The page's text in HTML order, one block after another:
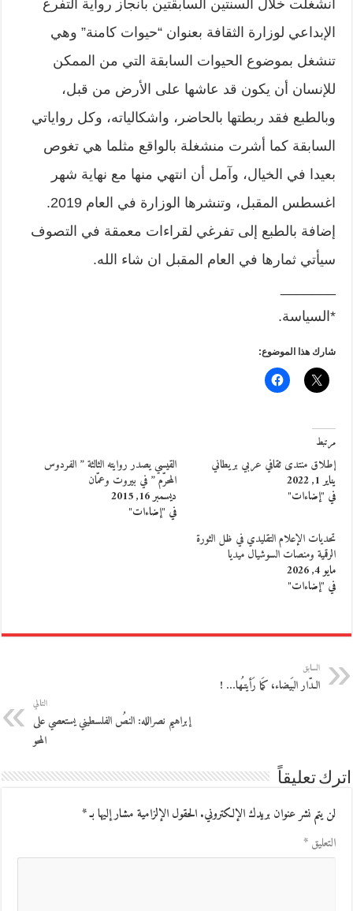
انشغلت خلال السنتين السابقتين بانجاز رواية التفرغ
الإبداعي لوزارة الثقافة بعنوان “حيوات كامنة” وهي
تنشغل بموضوع الحيوات السابقة التي من الممكن
للإنسان أن يكون قد عاشها على الأرض من قبل،
وبالطبع فقد ربطتها بالحاضر، واشكالياته، وكل رواياتي
السابقة كما أشرت منشغلة بالواقع مثلما هي تغوص
بعيدا في الخيال، وآمل أن انتهي منها مع نهاية شهر
اغسطس المقبل، وتنشرها الوزارة في العام 2019.
إضافة بالطبع إلى تفرغي لقراءات معمقة في التصوف
سيأتي ثمارها في العام المقبل ان شاء الله.
*السياسة.
شارك هذا الموضوع:
مرتبط
إطلاق منتدى ثقافي عربي بريطاني
يناير 1, 2022
في "إضاءات"
القيسي يصدر روايته الثالثة ” الفردوس
المحرّم ” في بيروت وعمّان
ديسمبر 16, 2015
في "إضاءات"
تحديات الإعلام التقليدي في ظل الثورة
الرقمية ومنصات السوشيال ميديا
مايو 4, 2026
في "إضاءات"
السابق
الـدّار البَيضاء، كمَا رَأيتـُها… !
التالي
إبراهيم نصرالله: النصُ الفلسطيني يستعصي على
المحو
اترك تعليقاً
لن يتم نشر عنوان بريدك الإلكتروني.الحقول الإلزامية مشار إليها بـ*
التعليق*